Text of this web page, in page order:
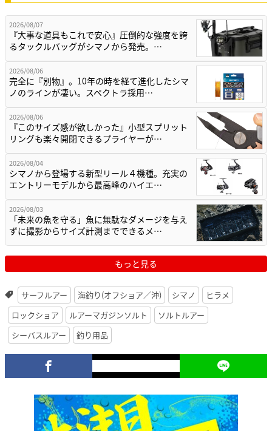
2026/08/07
『大事な道具もこれで安心』圧倒的な強度を誇
るタックルバッグがシマノから発売。…
2026/08/06
完全に『別物』。10年の時を経て進化したシマ
ノのラインが凄い。スペクトラ採用…
2026/08/06
『このサイズ感が欲しかった』小型スプリット
リングも楽々開閉できるプライヤーが…
2026/08/04
シマノから登場する新型リール４機種。充実の
エントリーモデルから最高峰のハイエ…
2026/08/03
「未来の魚を守る」魚に無駄なダメージを与え
ずに撮影からサイズ計測までできるメ…
もっと見る
サーフルアー 海釣り(オフショア／沖) シマノ
ヒラメ
ロックショア
ルアーマガジンソルト
ソルトルアー
シーバスルアー
釣り用品